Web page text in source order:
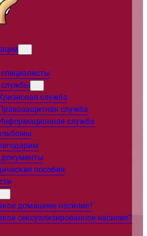
служба
служба
служба
пособия
домашнее насилие?
сексуализированное насилие?